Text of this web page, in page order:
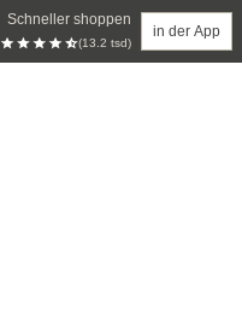
Schneller shoppen
(13.2 tsd)
in der App